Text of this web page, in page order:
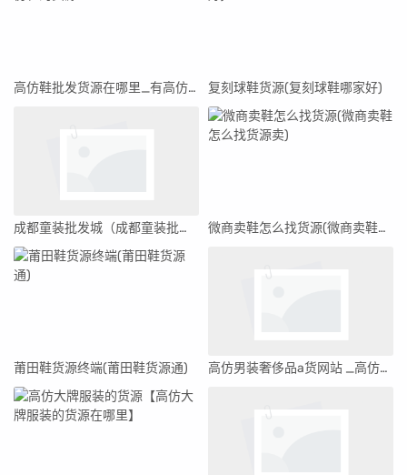
高仿鞋批发货源在哪里_有高仿鞋的货源 复刻球鞋货源(复刻球鞋哪家好)
成都童装批发城（成都童装批发一手货源在哪里找） 微商卖鞋怎么找货源(微商卖鞋怎么找货源卖)
莆田鞋货源终端(莆田鞋货源通) 高仿男装奢侈品a货网站 _高仿奢侈品男装货源